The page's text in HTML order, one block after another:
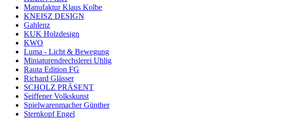
Manufaktur Klaus Kolbe
KNEISZ DESIGN
Gahlenz
KUK Holzdesign
KWO
Luma - Licht & Bewegung
Miniaturendrechslerei Uhlig
Rauta Edition FG
Richard Glässer
SCHOLZ PRÄSENT
Seiffener Volkskunst
Spielwarenmacher Günther
Sternkopf Engel